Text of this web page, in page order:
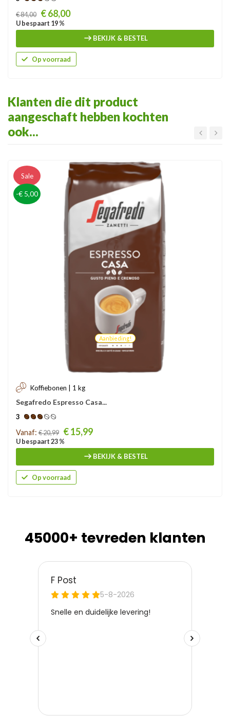
Prijs
€ 84,00 € 68,00
U bespaart 19 %
BEKIJK & BESTEL
Op voorraad
Klanten die dit product
aangeschaft hebben kochten
ook...
Sale
-€ 5,00
Aanbieding!
Koffiebonen | 1 kg
Segafredo Espresso Casa...
3
Prijs
Vanaf: € 20,99 € 15,99
U bespaart 23 %
BEKIJK & BESTEL
Op voorraad
45000+ tevreden klanten